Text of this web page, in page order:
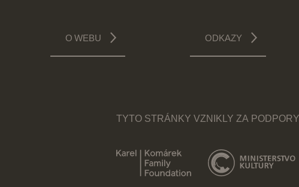
O WEBU ODKAZY
TYTO STRÁNKY VZNIKLY ZA PODPORY